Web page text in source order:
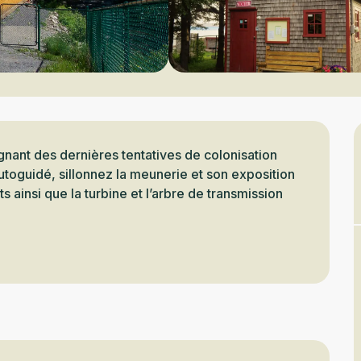
des dernières tentatives de colonisation
sillonnez la meunerie et son exposition
ainsi que la turbine et l’arbre de transmission